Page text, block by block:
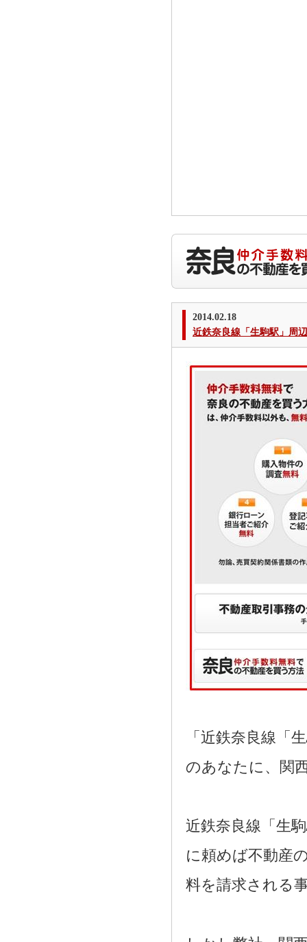
2014.02.18
近鉄奈良線「生駒駅」周
「近鉄奈良線「
のあなたに、関
近鉄奈良線「生
に頼めば不動産
料を請求される